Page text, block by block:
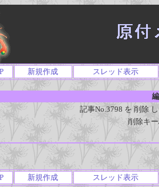
新規作成 スレッド表示
記事No.3798 を 削除
削除キ
新規作成 スレッド表示